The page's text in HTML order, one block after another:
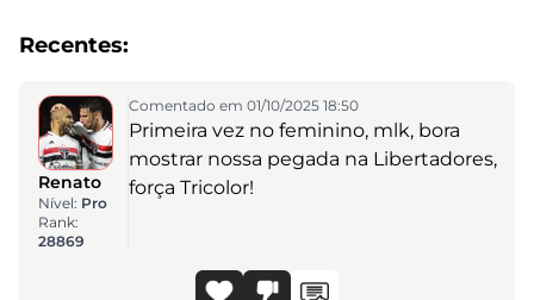
Recentes:
Renato
Nível: Pro
Rank:
28869
Comentado em 01/10/2025 18:50
Primeira vez no feminino, mlk, bora
mostrar nossa pegada na Libertadores,
força Tricolor!